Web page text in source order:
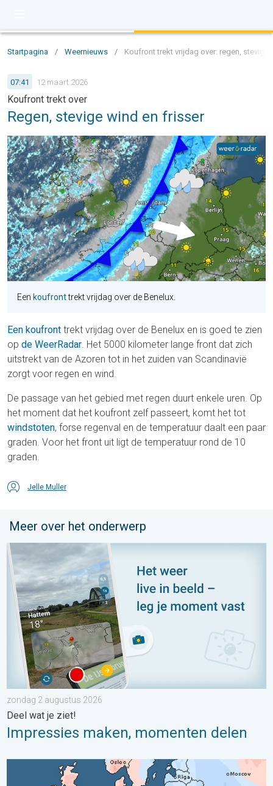
Startpagina / Weernieuws / Koufront trekt vrijdag over: regen, stevige
07:41 12 maart 2026
Koufront trekt over
Regen, stevige wind en frisser
Een koufronttrekt vrijdag over de Benelux.
Een koufront trekt vrijdag over de Benelux en is goed te zien
op de WeerRadar. Het 5000 kilometer lange front dat zich
uitstrekt van de Azoren tot in het zuiden van Scandinavië
zorgt voor regen en wind.
De passage van het gebied met regen duurt enkele uren. Op
het moment dat het koufront zelf passeert, komt het tot
windstoten, forse regenval en de temperatuur daalt een paar
graden. Voor het front uit ligt de temperatuur rond de 10
graden.
Jelle Muller
Meer over het onderwerp
Impressies maken, momenten delen. Deel wat je ziet!. . .
zondag 2 augustus 2026
Deel wat je ziet!
Impressies maken, momenten delen
Grote weersverschillen in juli. Tweedeling Europa. . .